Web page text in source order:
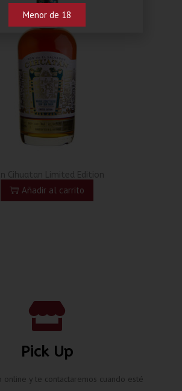
Añadir al carrito
Pick Up
online y te contactaremos cuando esté
Menor de 18